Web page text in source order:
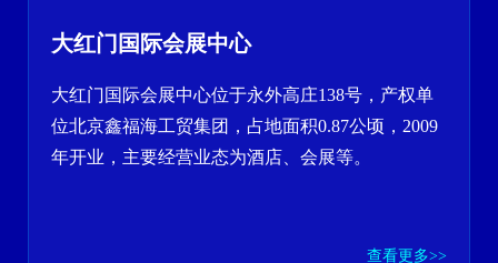
大红门国际会展中心
大红门国际会展中心位于永外高庄138号，产权单
位北京鑫福海工贸集团，占地面积0.87公顷，2009
年开业，主要经营业态为酒店、会展等。
查看更多>>